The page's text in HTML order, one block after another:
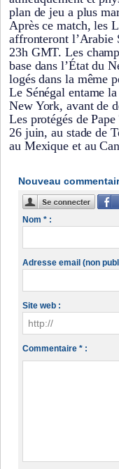
plan de jeu a plus
Après ce match, les
affronteront l’Arabie
23h GMT. Les
base dans l’État du
logés dans la même
Le Sénégal entame
New York, avant de
Les protégés de
26 juin, au stade de
au Mexique et au
Nouveau
Nom * :
Adresse email (non
Site web :
Commentaire * :